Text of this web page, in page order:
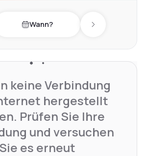
day Wann? Next day
keine Verbindung
hergestellt
Prüfen Sie Ihre
und versuchen
Sie es erneut